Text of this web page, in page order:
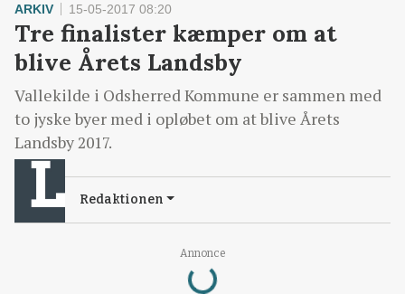
Annonce
Loading...
ARKIV 15-05-2017 08:20
Tre finalister kæmper om at
blive Årets Landsby
Vallekilde i Odsherred Kommune er sammen med
to jyske byer med i opløbet om at blive Årets
Landsby 2017.
Redaktionen